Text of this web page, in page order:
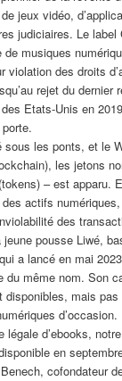
jeux vidéo,
judiciaires. Le label
musiques
violation des droits
rejet du dernier
Etats-Unis en
sous les ponts, et le
les jetons
– est apparu.
actifs
des
jeune pousse Liwé,
a lancé en mai
du même nom. Son
disponibles, mais
légale d’ebooks,
en
cofondateur